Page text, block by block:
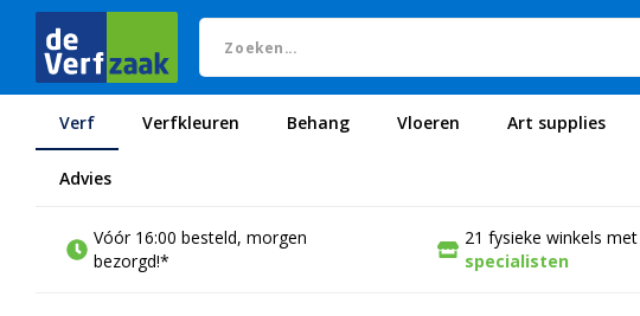
Verf Verfkleuren Behang Vloeren Art supplies
Advies
Vóór 16:00 besteld, morgen
bezorgd!*
21 fysieke winkels met
specialisten